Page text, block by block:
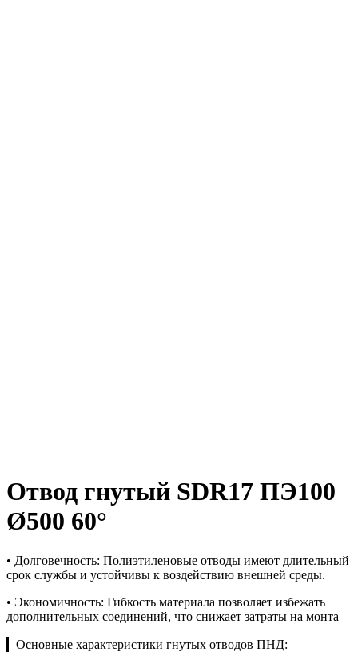
Отвод гнутый SDR17 ПЭ100
Ø500 60°
• Долговечность: Полиэтиленовые отводы имеют длительный
срок службы и устойчивы к воздействию внешней среды.
• Экономичность: Гибкость материала позволяет избежать
дополнительных соединений, что снижает затраты на монта
▎Основные характеристики гнутых отводов ПНД: